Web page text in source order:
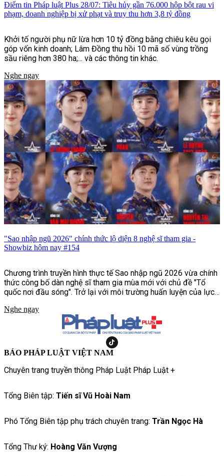
Điểm tin Pháp luật Plus 28/07: Tiêu hủy gần 76.000 hộp bột rau vi
phạm, doanh nghiệp bị xử phạt và truy thu hơn 3,8 tỷ đồng
Khởi tố người phụ nữ lừa hơn 10 tỷ đồng bằng chiêu kêu gọi
góp vốn kinh doanh; Lâm Đồng thu hồi 10 mã số vùng trồng
sầu riêng hơn 380 ha;... và các thông tin khác.
Nghe ngay
"Sao nhập ngũ 2026" chính thức lộ diện 8 nghệ sĩ tham gia -
Showbiz hôm nay #154
Chương trình truyền hình thực tế Sao nhập ngũ 2026 vừa chính
thức công bố dàn nghệ sĩ tham gia mùa mới với chủ đề "Tổ
quốc nơi đầu sóng". Trở lại với môi trường huấn luyện của lực
những thử thách khắc nghiệt hơn, chân thực hơn, tái hiện cuộc
sống và quá trình rèn luyện của những người lính nơi đầu sóng
Nghe ngay
BÁO PHÁP LUẬT VIỆT NAM
Chuyên trang truyền thông Pháp Luật Pháp Luật +
Tổng Biên tập: Tiến sĩ Vũ Hoài Nam
Phó Tổng Biên tập phụ trách chuyên trang: Trần Ngọc Hà
Tổng Thư ký: Hoàng Văn Vượng